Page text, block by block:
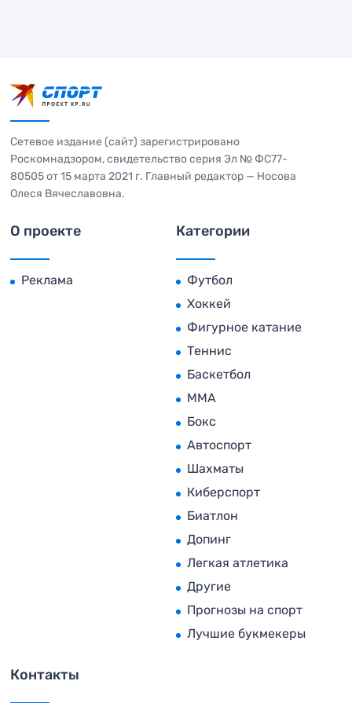
Сетевое издание (сайт) зарегистрировано
Роскомнадзором, свидетельство серия Эл № ФС77-
80505 от 15 марта 2021 г. Главный редактор — Носова
Олеся Вячеславовна.
О проекте
Реклама
Категории
Футбол
Хоккей
Фигурное катание
Теннис
Баскетбол
MMA
Бокс
Автоспорт
Шахматы
Киберспорт
Биатлон
Допинг
Легкая атлетика
Другие
Прогнозы на спорт
Лучшие букмекеры
Контакты